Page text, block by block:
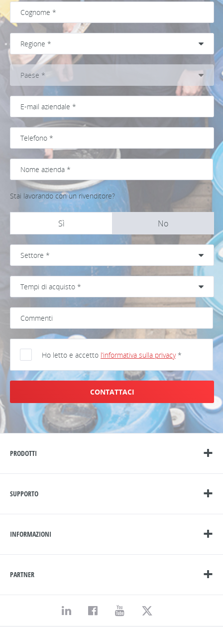
Stai lavorando con un rivenditore?
Sì No
Ho letto e accetto l’informativa sulla privacy*
CONTATTACI
PRODOTTI
SUPPORTO
INFORMAZIONI
PARTNER